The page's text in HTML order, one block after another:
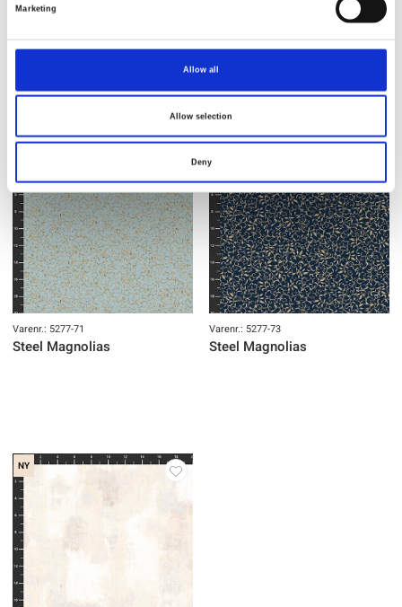
Marketing
Allow all
Allow selection
Deny
Varenr.: 5275-73
NY
Varenr.: 5277-71
Steel Magnolias
NY
Varenr.: 5277-73
Steel Magnolias
NY